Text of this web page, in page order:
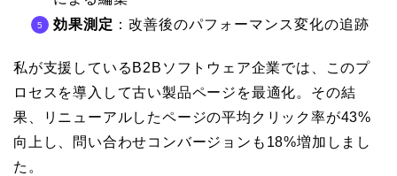
効果測定 ：改善後のパフォーマンス変化の追跡
私が支援しているB2Bソフトウェア企業では、このプ
ロセスを導入して古い製品ページを最適化。その結
果、リニューアルしたページの平均クリック率が43%
向上し、問い合わせコンバージョンも18%増加しまし
た。